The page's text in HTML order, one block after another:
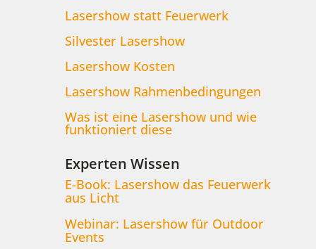
Lasershow statt Feuerwerk
Silvester Lasershow
Lasershow Kosten
Lasershow Rahmenbedingungen
Was ist eine Lasershow und wie
funktioniert diese
Experten Wissen
E-Book: Lasershow das Feuerwerk
aus Licht
Webinar: Lasershow für Outdoor
Events